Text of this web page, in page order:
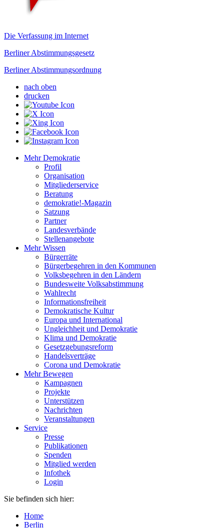
Die Verfassung im Internet
Berliner Abstimmungsgesetz
Berliner Abstimmungsordnung
nach oben
drucken
Mehr Demokratie
Profil
Organisation
Mitgliederservice
Beratung
demokratie!-Magazin
Satzung
Partner
Landesverbände
Stellenangebote
Mehr Wissen
Bürgerräte
Bürgerbegehren in den Kommunen
Volksbegehren in den Ländern
Bundesweite Volksabstimmung
Wahlrecht
Informationsfreiheit
Demokratische Kultur
Europa und International
Ungleichheit und Demokratie
Klima und Demokratie
Gesetzgebungsreform
Handelsverträge
Corona und Demokratie
Mehr Bewegen
Kampagnen
Projekte
Unterstützen
Nachrichten
Veranstaltungen
Service
Presse
Publikationen
Spenden
Mitglied werden
Infothek
Login
Sie befinden sich hier:
Home
Berlin